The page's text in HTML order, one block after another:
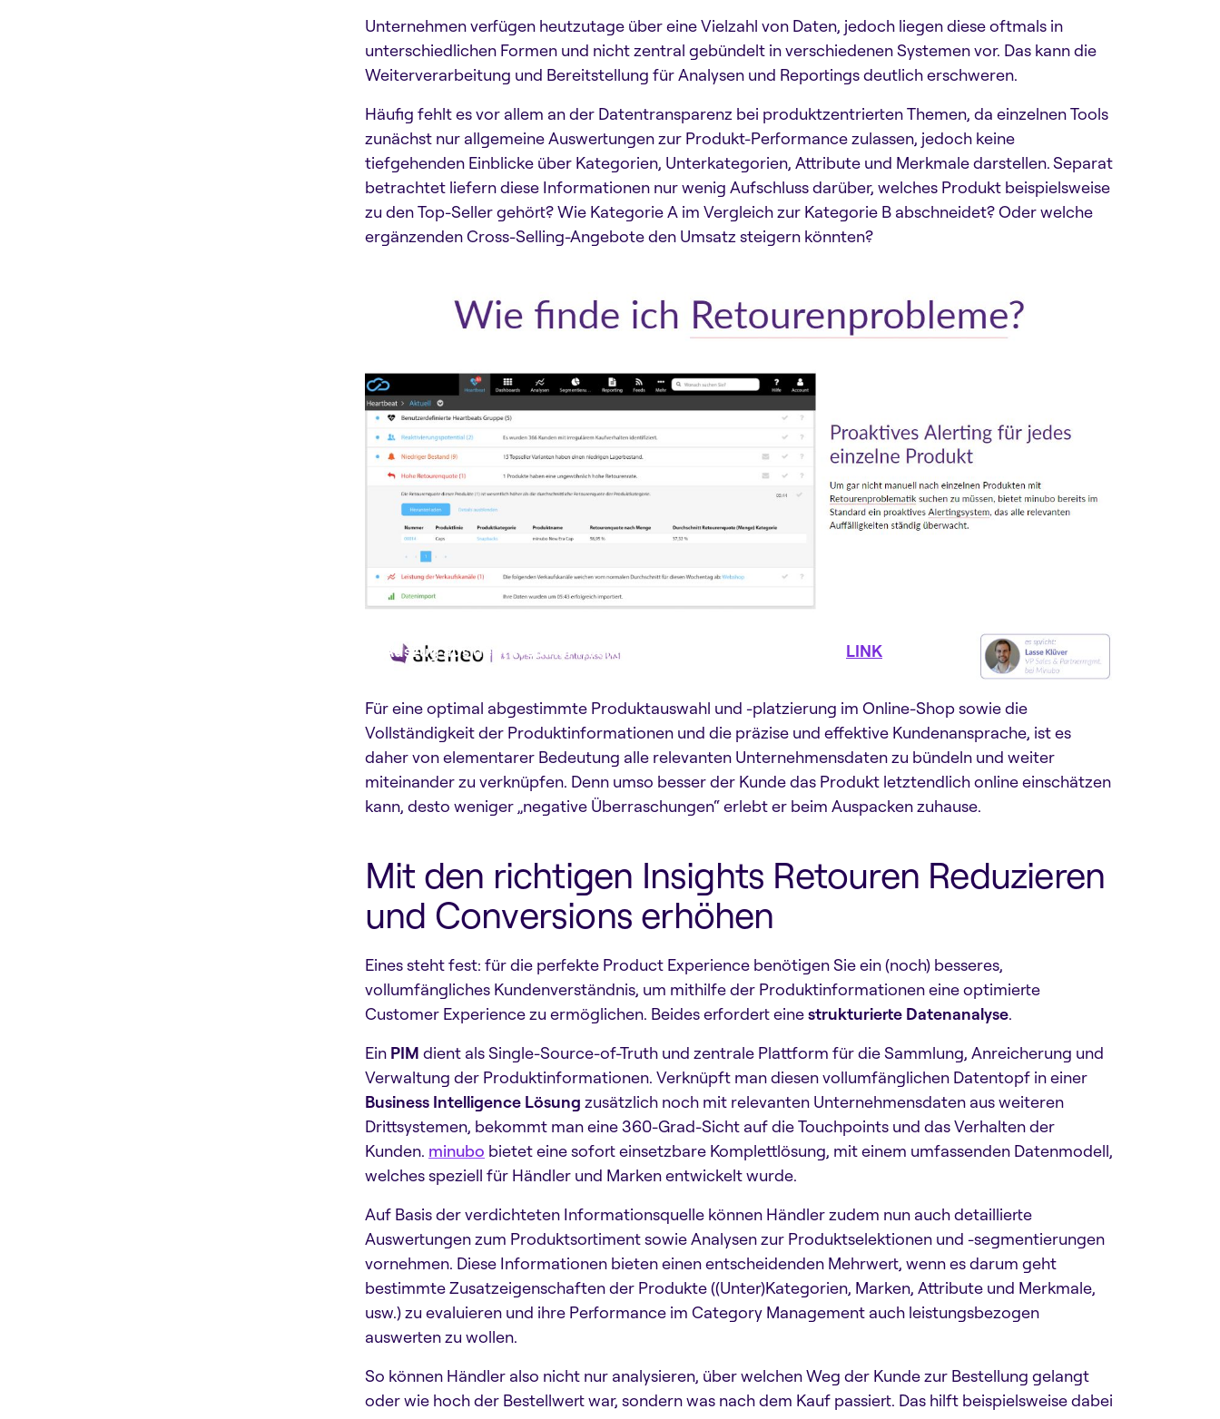
Unternehmen verfügen heutzutage über eine Vielzahl von Daten, jedoch liegen diese oftmals in
unterschiedlichen Formen und nicht zentral gebündelt in verschiedenen Systemen vor. Das kann die
Weiterverarbeitung und Bereitstellung für Analysen und Reportings deutlich erschweren.
Häufig fehlt es vor allem an der Datentransparenz bei produktzentrierten Themen, da einzelnen Tools
zunächst nur allgemeine Auswertungen zur Produkt-Performance zulassen, jedoch keine
tiefgehenden Einblicke über Kategorien, Unterkategorien, Attribute und Merkmale darstellen. Separat
betrachtet liefern diese Informationen nur wenig Aufschluss darüber, welches Produkt beispielsweise
zu den Top-Seller gehört? Wie Kategorie A im Vergleich zur Kategorie B abschneidet? Oder welche
ergänzenden Cross-Selling-Angebote den Umsatz steigern könnten?
Auszug aus dem Webinar mit Melvin & Hamilton und Minubo ( LINK
Für eine optimal abgestimmte Produktauswahl und -platzierung im Online-Shop sowie die
Vollständigkeit der Produktinformationen und die präzise und effektive Kundenansprache, ist es
daher von elementarer Bedeutung alle relevanten Unternehmensdaten zu bündeln und weiter
miteinander zu verknüpfen. Denn umso besser der Kunde das Produkt letztendlich online einschätzen
kann, desto weniger „negative Überraschungen“ erlebt er beim Auspacken zuhause.
Mit den richtigen Insights Retouren Reduzieren
und Conversions erhöhen
Eines steht fest: für die perfekte Product Experience benötigen Sie ein (noch) besseres,
vollumfängliches Kundenverständnis, um mithilfe der Produktinformationen eine optimierte
Customer Experience zu ermöglichen. Beides erfordert einestrukturierte Datenanalyse.
Ein PIM dient als Single-Source-of-Truth und zentrale Plattform für die Sammlung, Anreicherung und
Verwaltung der Produktinformationen. Verknüpft man diesen vollumfänglichen Datentopf in einer
Business Intelligence Lösung zusätzlich noch mit relevanten Unternehmensdaten aus weiteren
Drittsystemen, bekommt man eine 360-Grad-Sicht auf die Touchpoints und das Verhalten der
Kunden. minubo bietet eine sofort einsetzbare Komplettlösung, mit einem umfassenden Datenmodell,
welches speziell für Händler und Marken entwickelt wurde.
Auf Basis der verdichteten Informationsquelle können Händler zudem nun auch detaillierte
Auswertungen zum Produktsortiment sowie Analysen zur Produktselektionen und -segmentierungen
vornehmen. Diese Informationen bieten einen entscheidenden Mehrwert, wenn es darum geht
bestimmte Zusatzeigenschaften der Produkte ((Unter)Kategorien, Marken, Attribute und Merkmale,
usw.) zu evaluieren und ihre Performance im Category Management auch leistungsbezogen
auswerten zu wollen.
So können Händler also nicht nur analysieren, über welchen Weg der Kunde zur Bestellung gelangt
oder wie hoch der Bestellwert war, sondern was nach dem Kauf passiert. Das hilft beispielsweise dabei